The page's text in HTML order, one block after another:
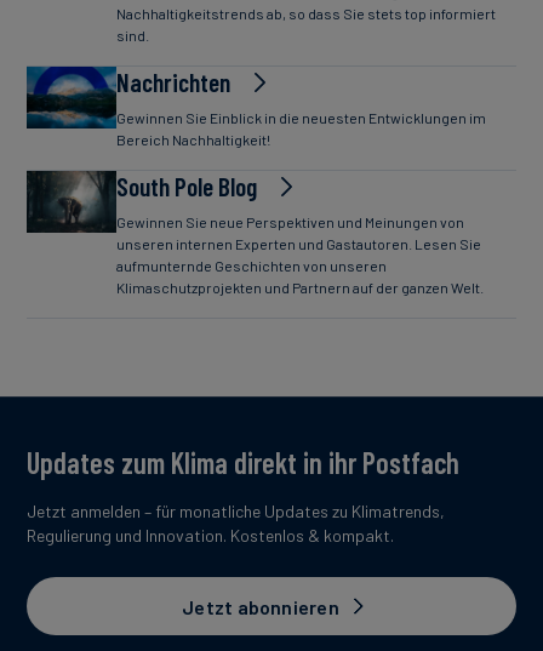
Nachhaltigkeitstrends ab, so dass Sie stets top informiert
sind.
Nachrichten
Gewinnen Sie Einblick in die neuesten Entwicklungen im
Bereich Nachhaltigkeit!
South Pole Blog
Gewinnen Sie neue Perspektiven und Meinungen von
unseren internen Experten und Gastautoren. Lesen Sie
aufmunternde Geschichten von unseren
Klimaschutzprojekten und Partnern auf der ganzen Welt.
Updates zum Klima direkt in ihr Postfach
Jetzt anmelden – für monatliche Updates zu Klimatrends,
Regulierung und Innovation. Kostenlos & kompakt.
Jetzt abonnieren